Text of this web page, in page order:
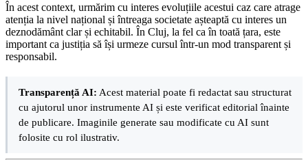
În acest context, urmărim cu interes evoluțiile acestui caz care atrage
atenția la nivel național și întreaga societate așteaptă cu interes un
deznodământ clar și echitabil. În Cluj, la fel ca în toată țara, este
important ca justiția să își urmeze cursul într-un mod transparent și
responsabil.
Transparență AI: Acest material poate fi redactat sau structurat
cu ajutorul unor instrumente AI și este verificat editorial înainte
de publicare. Imaginile generate sau modificate cu AI sunt
folosite cu rol ilustrativ.